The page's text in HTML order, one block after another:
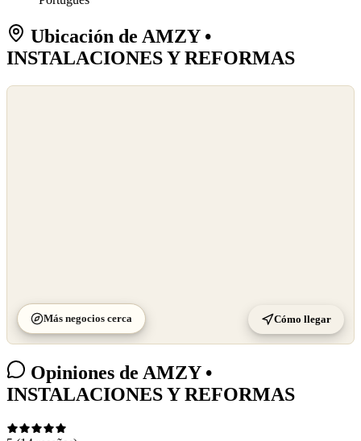
Ubicación de AMZY •
INSTALACIONES Y REFORMAS
Más negocios cerca Cómo llegar
Opiniones de AMZY •
INSTALACIONES Y REFORMAS